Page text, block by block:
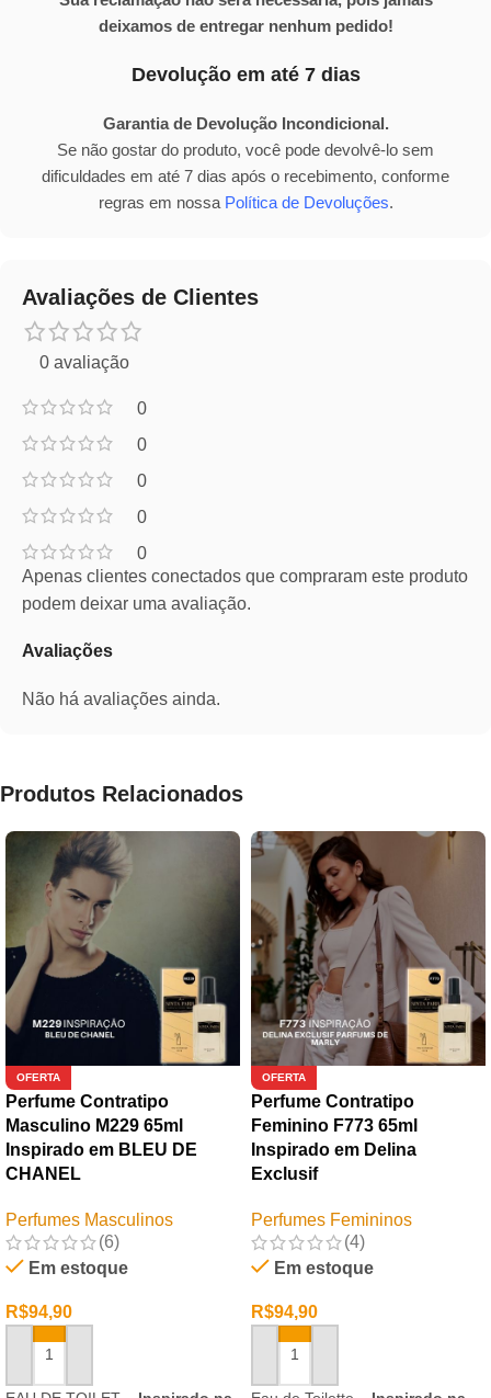
deixamos de entregar nenhum pedido!
Devolução em até 7 dias
Garantia de Devolução Incondicional.
Se não gostar do produto, você pode devolvê-lo sem
dificuldades em até 7 dias após o recebimento, conforme
regras em nossa Política de Devoluções.
Avaliações de Clientes
0 avaliação
0
0
0
0
0
Avaliações
Não há avaliações ainda.
Apenas clientes conectados que compraram este produto
podem deixar uma avaliação.
Produtos Relacionados
OFERTA
Perfume Contratipo
Masculino M229 65ml
Inspirado em BLEU DE
CHANEL
Perfumes Masculinos
(6)
Em estoque
R$94,90
ADICIONAR AO CARRINHO
OFERTA
Perfume Contratipo
Feminino F773 65ml
Inspirado em Delina
Exclusif
Perfumes Femininos
(4)
Em estoque
R$94,90
ADICIONAR AO CARRINHO